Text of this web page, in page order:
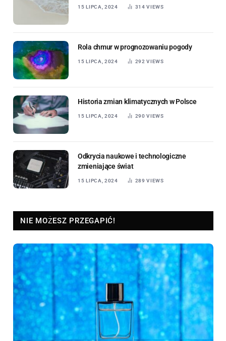
15 LIPCA, 2024 314VIEWS
Rola chmur w prognozowaniu pogody
15 LIPCA, 2024 292VIEWS
Historia zmian klimatycznych w Polsce
15 LIPCA, 2024 290VIEWS
Odkrycia naukowe i technologiczne
zmieniające świat
15 LIPCA, 2024 289VIEWS
NIE MOŻESZ PRZEGAPIĆ!